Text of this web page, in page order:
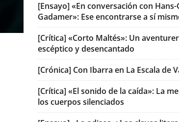
[Ensayo] «En conversación con
Gadamer»: Ese encontrarse a sí
[Crítica] «Corto Maltés»: Un
escéptico y desencantado
[Crónica] Con Ibarra en La Escala de
[Crítica] «El sonido de la caída»: La
los cuerpos silenciados